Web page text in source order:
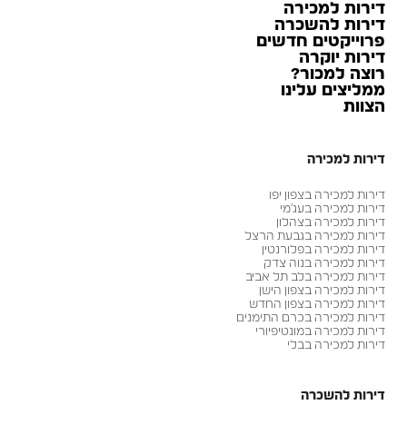
דירות למכירה
דירות להשכרה
פרוייקטים חדשים
דירות יוקרה
רוצה למכור?
ממליצים עלינו
הצוות
דירות למכירה
דירות למכירה בצפון יפו
דירות למכירה בעג׳מי
דירות למכירה בצהלון
דירות למכירה בגבעת הרצל
דירות למכירה בפלורנטין
דירות למכירה בנוה צדק
דירות למכירה בלב תל אביב
דירות למכירה בצפון הישן
דירות למכירה בצפון החדש
דירות למכירה בכרם התימנים
דירות למכירה במונטיפיורי
דירות למכירה בבלי
דירות להשכרה